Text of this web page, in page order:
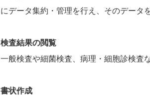
にデータ集約・管理を行え、そのデータ
検査結果の閲覧
一般検査や細菌検査、病理・細胞診検査
書状作成